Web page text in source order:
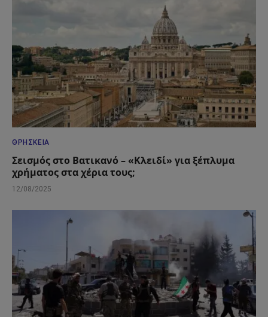
ΘΡΗΣΚΕΊΑ
Σεισμός στο Βατικανό – «Κλειδί» για ξέπλυμα
χρήματος στα χέρια τους;
12/08/2025